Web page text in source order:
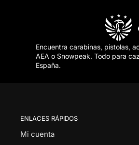
Encuentra carabinas, pistolas,
AEA o Snowpeak. Todo para
España.
ENLACES RÁPIDOS
Mi cuenta